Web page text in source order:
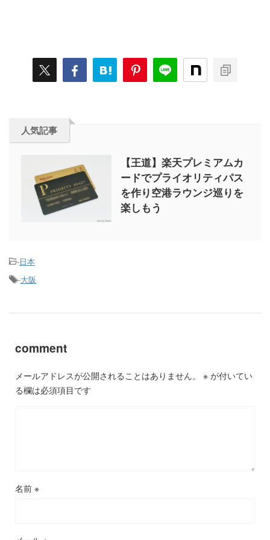
人気記事
【王道】楽天プレミアムカ
ードでプライオリティパス
を作り空港ラウンジ巡りを
楽しもう
-日本
-大阪
comment
メールアドレスが公開されることはありません。 ※ が付いてい
る欄は必須項目です
名前 ※